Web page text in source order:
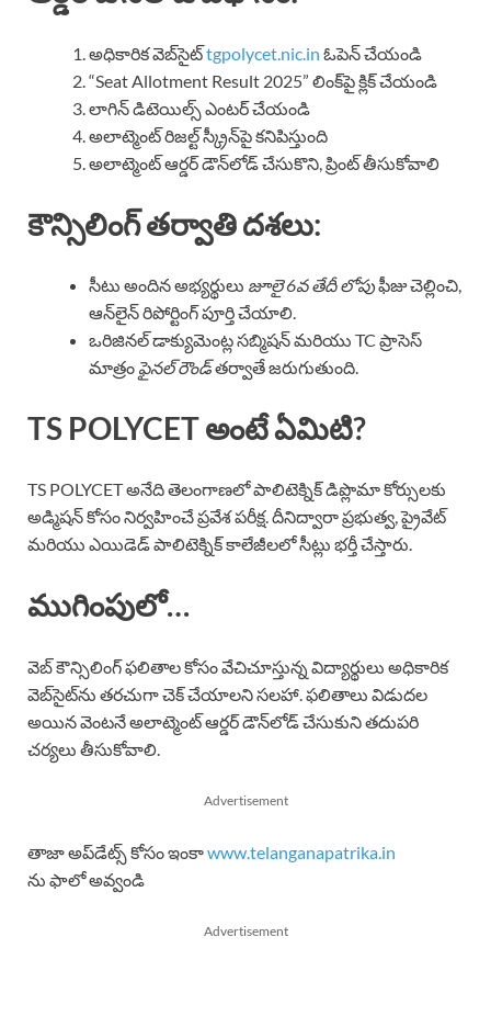
అధికారిక వెబ్‌సైట్‌tgpolycet.nic.in ఓపెన్ చేయండి
“Seat Allotment Result 2025” లింక్‌పై క్లిక్ చేయండి
లాగిన్ డిటెయిల్స్ ఎంటర్ చేయండి
అలాట్మెంట్ రిజల్ట్ స్క్రీన్‌పై కనిపిస్తుంది
అలాట్మెంట్ ఆర్డర్ డౌన్‌లోడ్ చేసుకొని, ప్రింట్ తీసుకోవాలి
కౌన్సిలింగ్ తర్వాతి దశలు:
సీటు అందిన అభ్యర్థులు జూలై 6వ తేదీ లోపుఫీజు చెల్లించి,
ఆన్‌లైన్ రిపోర్టింగ్ పూర్తి చేయాలి.
ఒరిజినల్ డాక్యుమెంట్ల సబ్మిషన్ మరియు TC ప్రాసెస్
మాత్రం ఫైనల్ రౌండ్తర్వాతే జరుగుతుంది.
TS POLYCET అంటే ఏమిటి?
TS POLYCET అనేది తెలంగాణలో పాలిటెక్నిక్ డిప్లొమా కోర్సులకు
అడ్మిషన్ కోసం నిర్వహించే ప్రవేశ పరీక్ష. దీనిద్వారా ప్రభుత్వ, ప్రైవేట్
మరియు ఎయిడెడ్ పాలిటెక్నిక్ కాలేజీలలో సీట్లు భర్తీ చేస్తారు.
ముగింపులో…
వెబ్ కౌన్సిలింగ్ ఫలితాల కోసం వేచిచూస్తున్న విద్యార్థులు అధికారిక
వెబ్‌సైట్‌ను తరచుగా చెక్ చేయాలని సలహా. ఫలితాలు విడుదల
అయిన వెంటనే అలాట్మెంట్ ఆర్డర్ డౌన్‌లోడ్ చేసుకుని తదుపరి
చర్యలు తీసుకోవాలి.
Advertisement
తాజా అప్‌డేట్స్ కోసం ఇంకాwww.telanganapatrika.in
ను ఫాలో అవ్వండి
Advertisement